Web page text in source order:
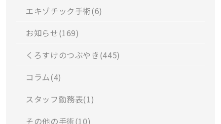
エキゾチック手術(6)
お知らせ(169)
くろすけのつぶやき(445)
コラム(4)
スタッフ勤務表(1)
その他の手術(10)